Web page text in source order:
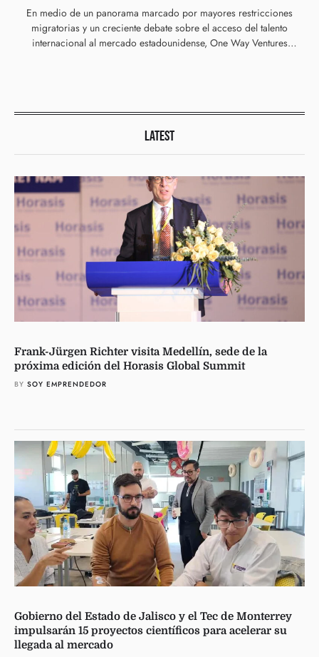
En medio de un panorama marcado por mayores restricciones
migratorias y un creciente debate sobre el acceso del talento
internacional al mercado estadounidense, One Way Ventures
LATEST
Frank-Jürgen Richter visita Medellín, sede de la
próxima edición del Horasis Global Summit
BY SOY EMPRENDEDOR
Gobierno del Estado de Jalisco y el Tec de Monterrey
impulsarán 15 proyectos científicos para acelerar su
llegada al mercado